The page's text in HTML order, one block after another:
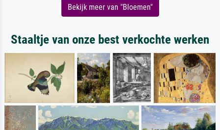
Bekijk meer van "Bloemen"
Staaltje van onze best verkochte werken